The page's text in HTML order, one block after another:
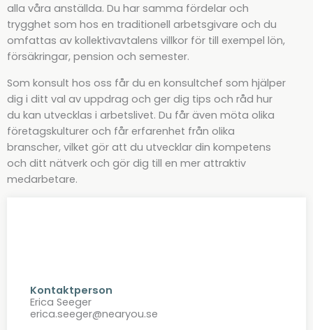
alla våra anställda. Du har samma fördelar och
trygghet som hos en traditionell arbetsgivare och du
omfattas av kollektivavtalens villkor för till exempel lön,
försäkringar, pension och semester.
Som konsult hos oss får du en konsultchef som hjälper
dig i ditt val av uppdrag och ger dig tips och råd hur
du kan utvecklas i arbetslivet. Du får även möta olika
företagskulturer och får erfarenhet från olika
branscher, vilket gör att du utvecklar din kompetens
och ditt nätverk och gör dig till en mer attraktiv
medarbetare.
Kontaktperson
Erica Seeger
erica.seeger@nearyou.se